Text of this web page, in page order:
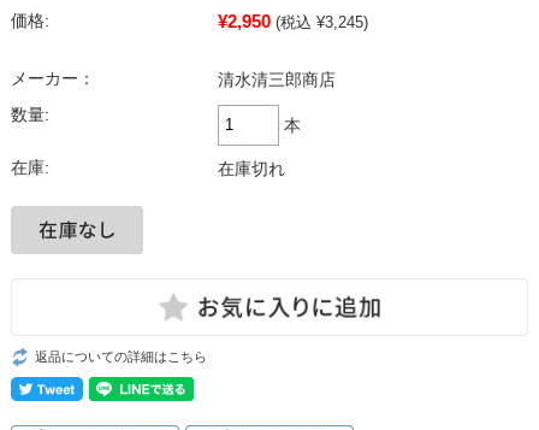
価格: ¥2,950 (税込 ¥3,245)
メーカー：
清水清三郎商店
数量:
本
在庫: 在庫切れ
返品についての詳細はこちら